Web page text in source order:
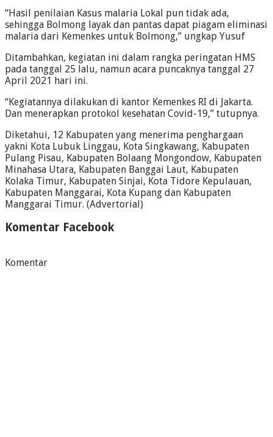
“Hasil penilaian Kasus malaria Lokal pun tidak ada,
sehingga Bolmong layak dan pantas dapat piagam eliminasi
malaria dari Kemenkes untuk Bolmong,” ungkap Yusuf
Ditambahkan, kegiatan ini dalam rangka peringatan HMS
pada tanggal 25 lalu, namun acara puncaknya tanggal 27
April 2021 hari ini.
“Kegiatannya dilakukan di kantor Kemenkes RI di Jakarta.
Dan menerapkan protokol kesehatan Covid-19,” tutupnya.
Diketahui, 12 Kabupaten yang menerima penghargaan
yakni Kota Lubuk Linggau, Kota Singkawang, Kabupaten
Pulang Pisau, Kabupaten Bolaang Mongondow, Kabupaten
Minahasa Utara, Kabupaten Banggai Laut, Kabupaten
Kolaka Timur, Kabupaten Sinjai, Kota Tidore Kepulauan,
Kabupaten Manggarai, Kota Kupang dan Kabupaten
Manggarai Timur. (Advertorial)
Komentar Facebook
Komentar